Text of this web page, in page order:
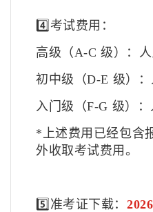
4️⃣考试费用：
高级（A-C 级）：
初中级（D-E 级）
入门级（F-G 级）
*上述费用已经包含
外收取考试费用。
5️⃣准考证下载：